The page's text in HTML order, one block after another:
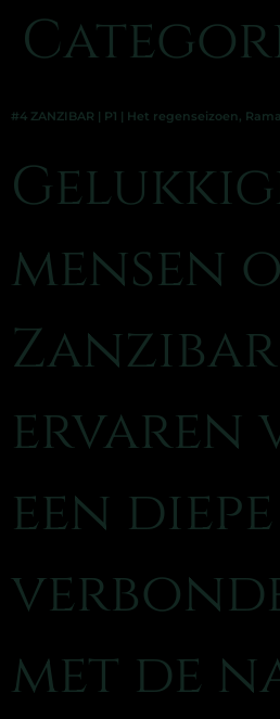
#4 ZANZIBAR | P1 | Het regenseizoen,
mensen
Zanzibar
ervaren
een diepe
met de